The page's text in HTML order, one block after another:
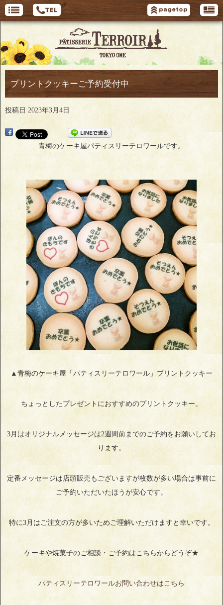
プリントクッキーご予約受付中
投稿日 2023年3月4日
青梅のケーキ屋パティスリーテロワールです。
▲青梅のケーキ屋「パティスリーテロワール」プリントクッキー
ちょっとしたプレゼントにおすすめのプリントクッキー。
3月はオリジナルメッセージは2週間前までのご予約をお願いしてお
ります。
定番メッセージは店頭販売もございますが枚数が多い場合は事前に
ご予約いただいたほうが安心です。
特に3月はご注文の方が多いためご理解いただけますと幸いです。
ケーキや焼菓子のご相談・ご予約はこちらからどうぞ★
パティスリーテロワールお問い合わせはこちら